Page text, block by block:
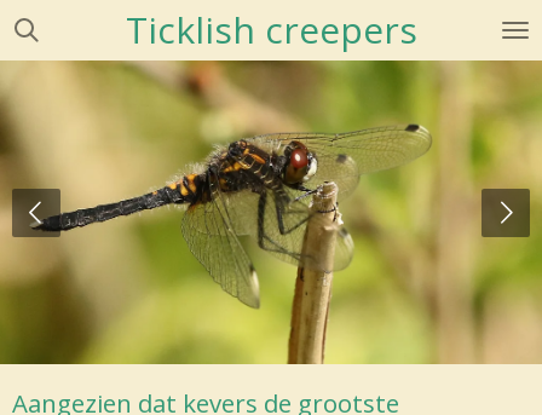
Ga
Ticklish creepers
Aangezien dat kevers de grootste